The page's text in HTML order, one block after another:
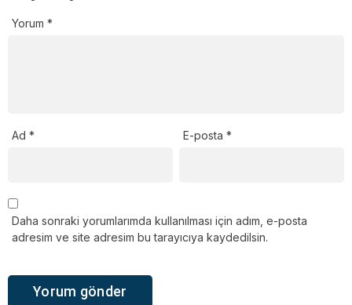
Yorum *
Ad * E-posta*
Daha sonraki yorumlarımda kullanılması için adım, e-posta
adresim ve site adresim bu tarayıcıya kaydedilsin.